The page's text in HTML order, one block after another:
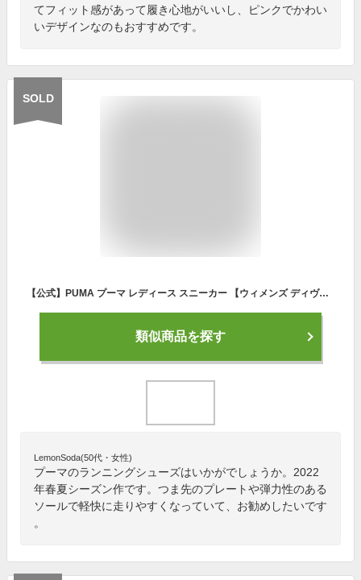
てフィット感があって履き心地がいいし、ピンクでかわい
いデザインなのもおすすめです。
SOLD
【公式】PUMA プーマ レディース スニーカー 【ウィメンズ ディヴィエイト ニトロ ワイルドウォッシュ ランニングシューズ】
類似商品を探す
LemonSoda(50代・女性)
プーマのランニングシューズはいかがでしょうか。2022
年春夏シーズン作です。つま先のプレートや弾力性のある
ソールで軽快に走りやすくなっていて、お勧めしたいです
。